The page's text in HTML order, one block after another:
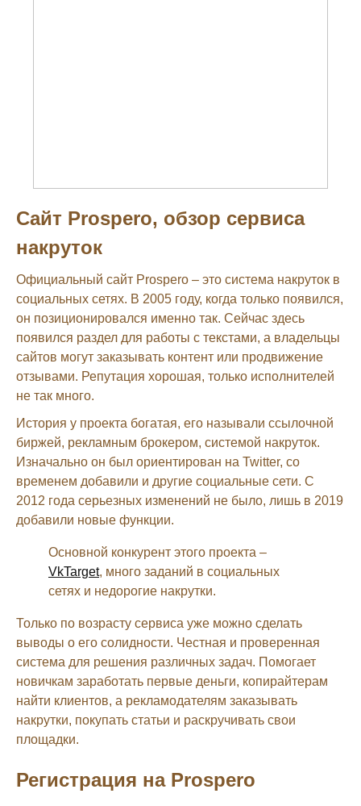
Сайт Prospero, обзор сервиса
накруток
Официальный сайт Prospero – это система накруток в
социальных сетях. В 2005 году, когда только появился,
он позиционировался именно так. Сейчас здесь
появился раздел для работы с текстами, а владельцы
сайтов могут заказывать контент или продвижение
отзывами. Репутация хорошая, только исполнителей
не так много.
История у проекта богатая, его называли ссылочной
биржей, рекламным брокером, системой накруток.
Изначально он был ориентирован на Twitter, со
временем добавили и другие социальные сети. С
2012 года серьезных изменений не было, лишь в 2019
добавили новые функции.
Основной конкурент этого проекта –
VkTarget, много заданий в социальных
сетях и недорогие накрутки.
Только по возрасту сервиса уже можно сделать
выводы о его солидности. Честная и проверенная
система для решения различных задач. Помогает
новичкам заработать первые деньги, копирайтерам
найти клиентов, а рекламодателям заказывать
накрутки, покупать статьи и раскручивать свои
площадки.
Регистрация на Prospero